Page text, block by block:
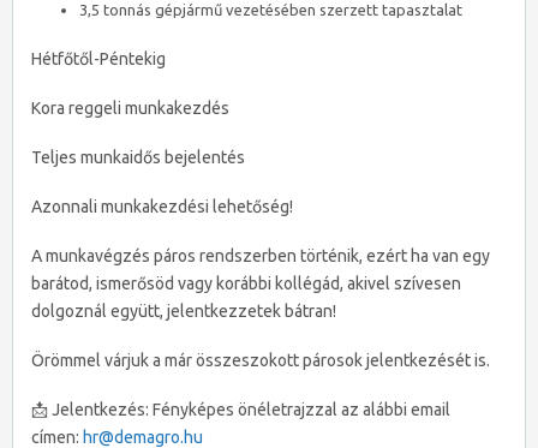
3,5 tonnás gépjármű vezetésében szerzett tapasztalat
Hétfőtől-Péntekig
Kora reggeli munkakezdés
Teljes munkaidős bejelentés
Azonnali munkakezdési lehetőség!
A munkavégzés páros rendszerben történik, ezért ha van egy
barátod, ismerősöd vagy korábbi kollégád, akivel szívesen
dolgoznál együtt, jelentkezzetek bátran!
Örömmel várjuk a már összeszokott párosok jelentkezését is.
📩 Jelentkezés: Fényképes önéletrajzzal az alábbi email
címen: hr@demagro.hu